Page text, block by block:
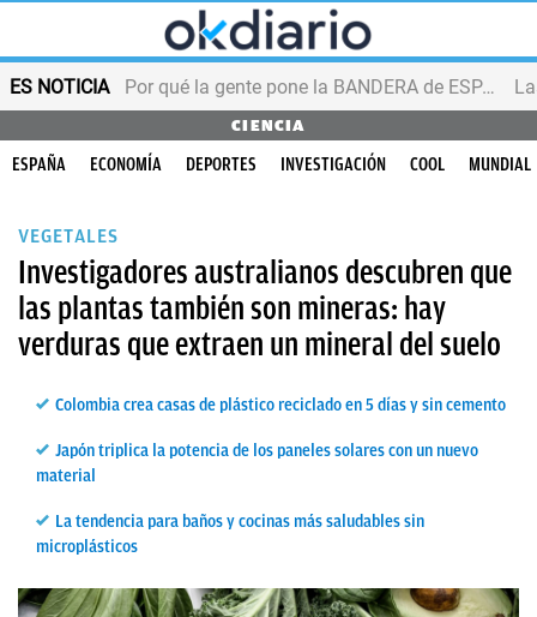
ES NOTICIA Por qué la gente pone la BANDERA de ESPAÑA en el balcón
CIENCIA
ESPAÑA ECONOMÍA DEPORTES INVESTIGACIÓN COOL MUNDIAL
VEGETALES
Investigadores australianos descubren que
las plantas también son mineras: hay
verduras que extraen un mineral del suelo
Colombia crea casas de plástico reciclado en 5 días y sin cemento
Japón triplica la potencia de los paneles solares con un nuevo
material
La tendencia para baños y cocinas más saludables sin
microplásticos